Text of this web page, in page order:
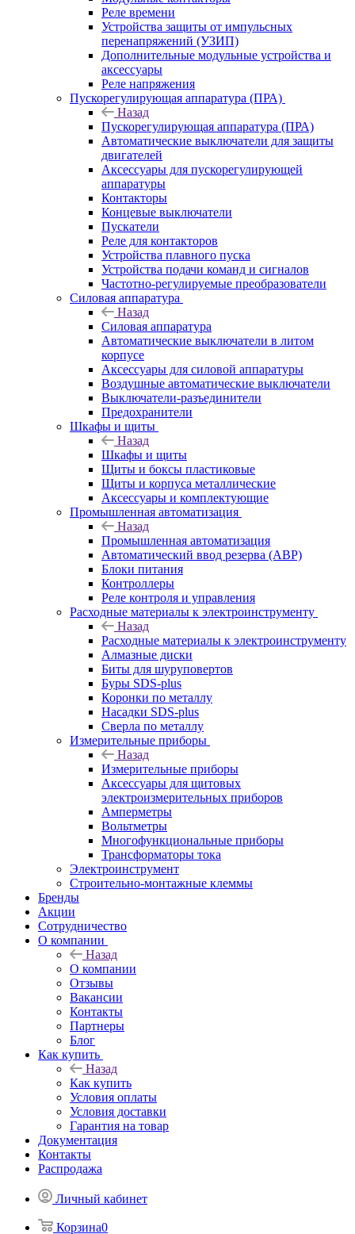
Реле времени
Устройства защиты от импульсных
перенапряжений (УЗИП)
Дополнительные модульные устройства и
аксессуары
Реле напряжения
Пускорегулирующая аппаратура (ПРА)
Назад
Пускорегулирующая аппаратура (ПРА)
Автоматические выключатели для защиты
двигателей
Аксессуары для пускорегулирующей
аппаратуры
Контакторы
Концевые выключатели
Пускатели
Реле для контакторов
Устройства плавного пуска
Устройства подачи команд и сигналов
Частотно-регулируемые преобразователи
Силовая аппаратура
Назад
Силовая аппаратура
Автоматические выключатели в литом
корпусе
Аксессуары для силовой аппаратуры
Воздушные автоматические выключатели
Выключатели-разъединители
Предохранители
Шкафы и щиты
Назад
Шкафы и щиты
Щиты и боксы пластиковые
Щиты и корпуса металлические
Аксессуары и комплектующие
Промышленная автоматизация
Назад
Промышленная автоматизация
Автоматический ввод резерва (АВР)
Блоки питания
Контроллеры
Реле контроля и управления
Расходные материалы к электроинструменту
Назад
Расходные материалы к электроинструменту
Алмазные диски
Биты для шуруповертов
Буры SDS-plus
Коронки по металлу
Насадки SDS-plus
Сверла по металлу
Измерительные приборы
Назад
Измерительные приборы
Аксессуары для щитовых
электроизмерительных приборов
Амперметры
Вольтметры
Многофункциональные приборы
Трансформаторы тока
Электроинструмент
Строительно-монтажные клеммы
Бренды
Акции
Сотрудничество
О компании
Назад
О компании
Отзывы
Вакансии
Контакты
Партнеры
Блог
Как купить
Назад
Как купить
Условия оплаты
Условия доставки
Гарантия на товар
Документация
Контакты
Распродажа
Личный кабинет
Корзина0